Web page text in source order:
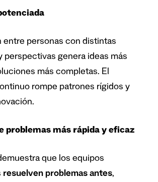
entre personas con distintas
perspectivas genera ideas más
más completas. El
rompe patrones rígidos y
problemas más rápida y eficaz
que los equipos
resuelven problemas antes,